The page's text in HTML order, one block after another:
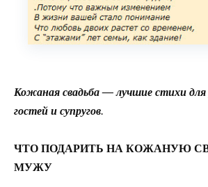
Кожаная свадьба — лучшие стихи для
гостей и супругов.
ЧТО ПОДАРИТЬ НА КОЖАНУЮ
МУЖУ